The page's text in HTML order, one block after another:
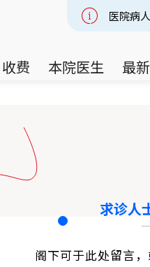
医院病
收费 本院医生 最
求诊人
阁下可于此处留言